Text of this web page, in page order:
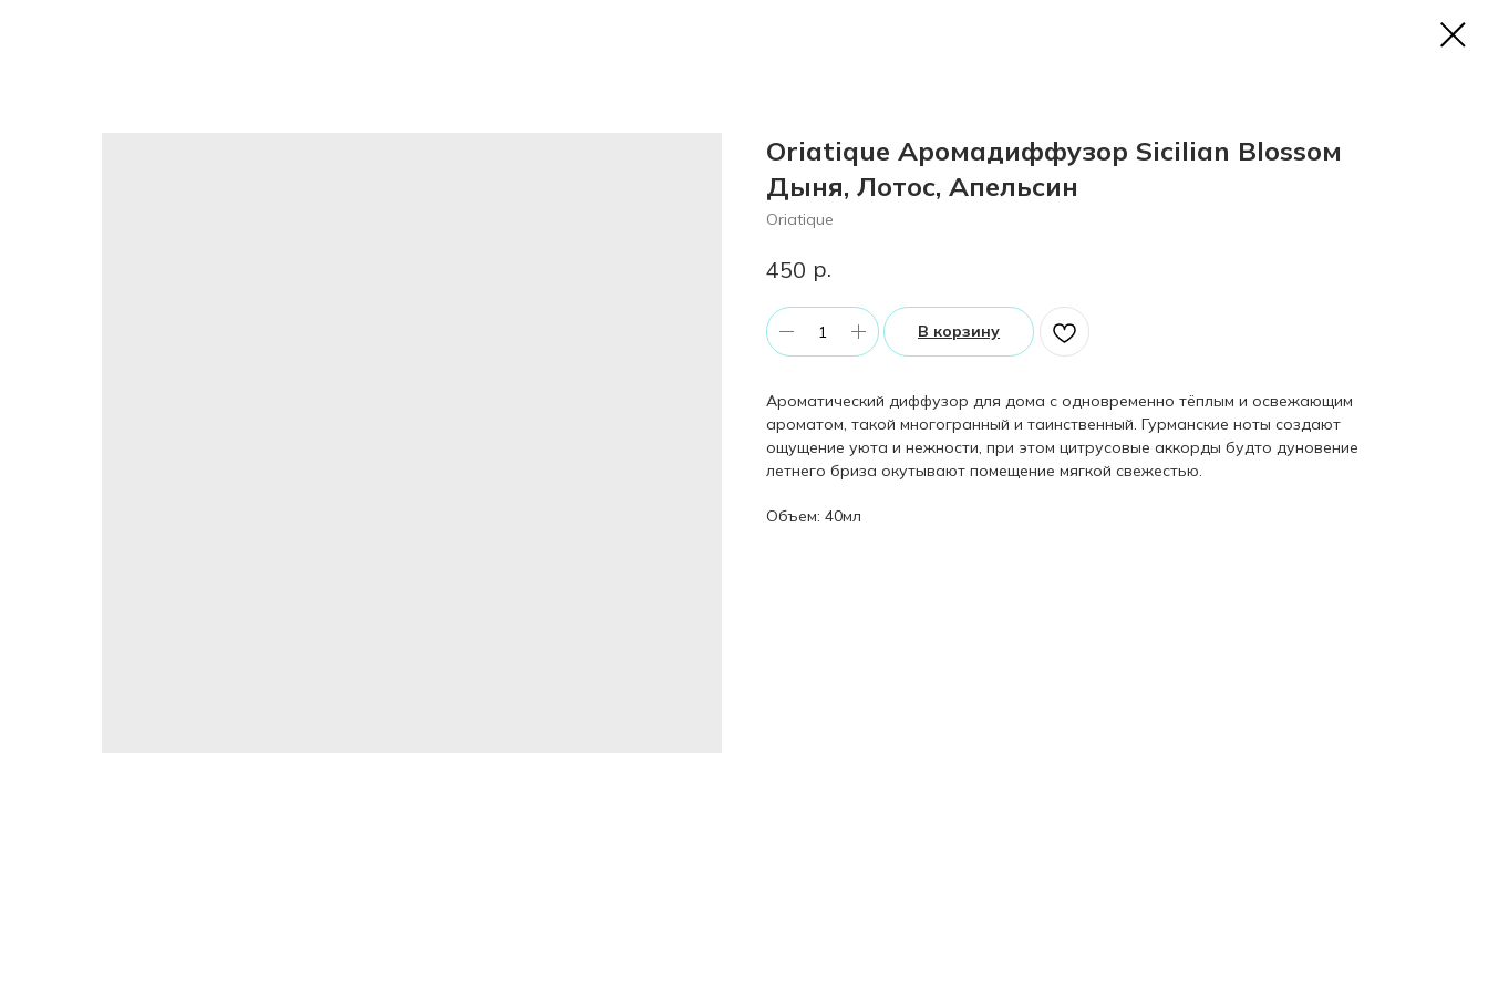
Oriatique Аромадиффузор Sicilian Blossoм
Дыня, Лотос, Апельсин
Oriatique
450 р.
В корзину
Ароматический диффузор для дома с одновременно тёплым и освежающим
ароматом, такой многогранный и таинственный. Гурманские ноты создают
ощущение уюта и нежности, при этом цитрусовые аккорды будто дуновение
летнего бриза окутывают помещение мягкой свежестью.
Объем: 40мл